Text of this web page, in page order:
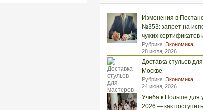
Изменения в
№353: запрет на
чужих сертификатов
Рубрика: Экономика
28 июля, 2026
Доставка стульев
Москве
Рубрика: Экономика
24 июня, 2026
Учёба в Польше для
2026 — как